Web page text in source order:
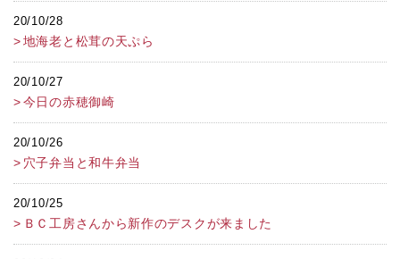
20/10/28
地海老と松茸の天ぷら
20/10/27
今日の赤穂御崎
20/10/26
穴子弁当と和牛弁当
20/10/25
ＢＣ工房さんから新作のデスクが来ました